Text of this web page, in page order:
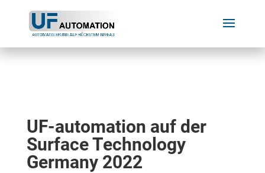
UF-automation auf der
Surface Technology
Germany 2022